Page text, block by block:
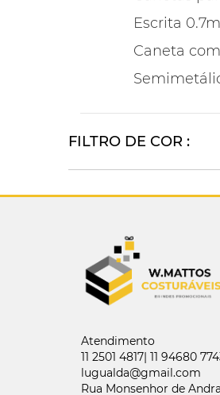
Escrita
Caneta
FILTRO DE COR :
Atendimento
11 2501 4817| 11 94680
lugualda@gmail.com
Rua Monsenhor de